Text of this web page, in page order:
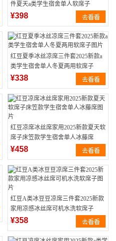
件夏天a类学生宿舍单人软席子
¥398
红豆夏季冰丝凉席三件套2025新款a
类学生宿舍单人冬夏两用软席子
¥338
红豆凉席冰丝席家用2025新款夏天软
席子床笠款学生宿舍单人冰藤席
¥458
红豆A类冰豆豆凉席三件套2025新款
家用凉感冰丝席可机水洗软席子
¥358